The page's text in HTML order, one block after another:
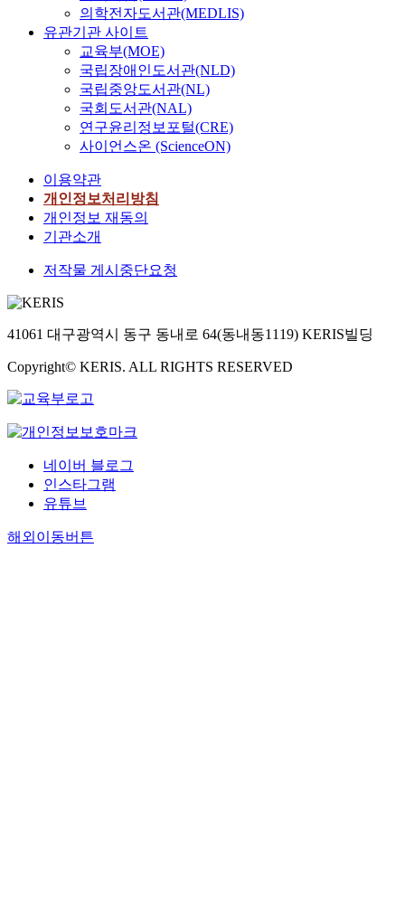
의학전자도서관(MEDLIS)
유관기관 사이트
교육부(MOE)
국립장애인도서관(NLD)
국립중앙도서관(NL)
국회도서관(NAL)
연구윤리정보포털(CRE)
사이언스온 (ScienceON)
이용약관
개인정보처리방침
개인정보 재동의
기관소개
저작물 게시중단요청
41061 대구광역시 동구 동내로 64(동내동1119) KERIS빌딩
Copyright© KERIS. ALL RIGHTS RESERVED
네이버 블로그
인스타그램
유튜브
해외이동버튼